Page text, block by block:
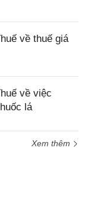
về thuế giá
về việc
lá
Xem thêm